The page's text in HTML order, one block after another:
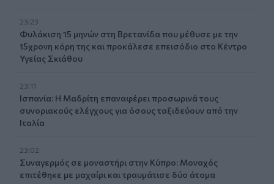
23:23
Φυλάκιση 15 μηνών στη Βρετανίδα που μέθυσε με την
15χρονη κόρη της και προκάλεσε επεισόδιο στο Κέντρο
Υγείας Σκιάθου
23:11
Ισπανία: Η Μαδρίτη επαναφέρει προσωρινά τους
συνοριακούς ελέγχους για όσους ταξιδεύουν από την
Ιταλία
23:02
Συναγερμός σε μοναστήρι στην Κύπρο: Μοναχός
επιτέθηκε με μαχαίρι και τραυμάτισε δύο άτομα